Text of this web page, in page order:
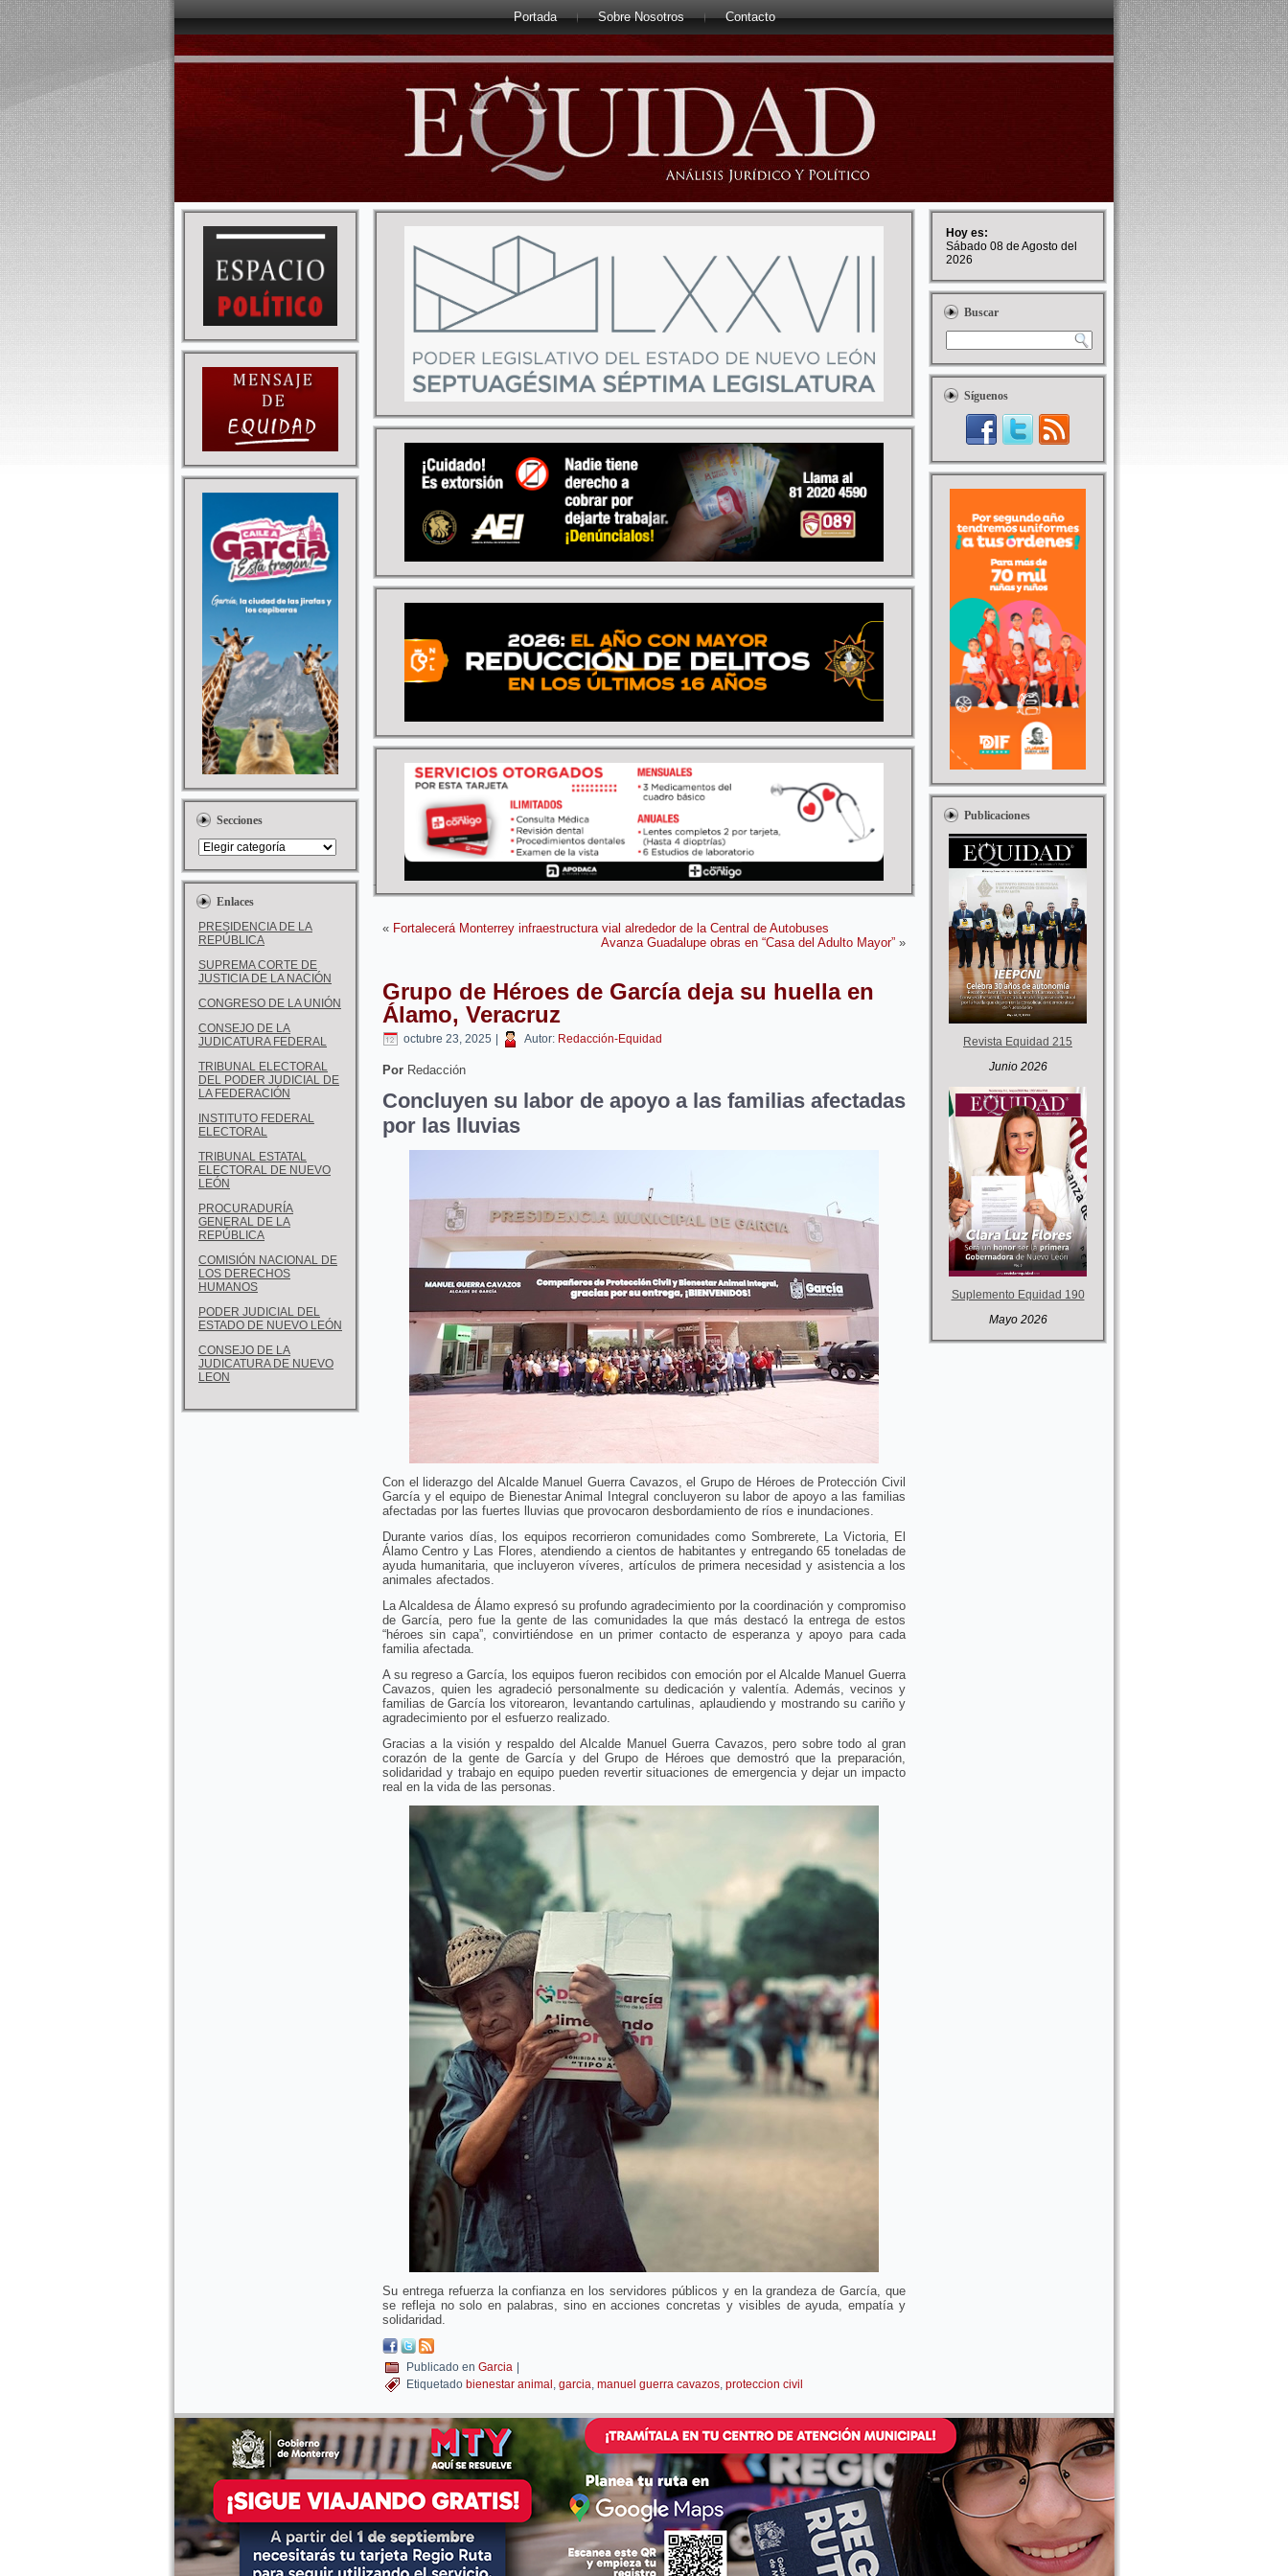
Portada Sobre Nosotros Contacto
Secciones
Enlaces
PRESIDENCIA DE LA
REPÚBLICA
SUPREMA CORTE DE
JUSTICIA DE LA NACIÓN
CONGRESO DE LA UNIÓN
CONSEJO DE LA
JUDICATURA FEDERAL
TRIBUNAL ELECTORAL
DEL PODER JUDICIAL DE
LA FEDERACIÓN
INSTITUTO FEDERAL
ELECTORAL
TRIBUNAL ESTATAL
ELECTORAL DE NUEVO
LEÓN
PROCURADURÍA
GENERAL DE LA
REPÚBLICA
COMISIÓN NACIONAL DE
LOS DERECHOS
HUMANOS
PODER JUDICIAL DEL
ESTADO DE NUEVO LEÓN
CONSEJO DE LA
JUDICATURA DE NUEVO
LEON
« Fortalecerá Monterrey infraestructura vial alrededor de la Central de Autobuses
Avanza Guadalupe obras en “Casa del Adulto Mayor” »
Grupo de Héroes de García deja su huella en
Álamo, Veracruz
octubre 23, 2025 Autor: Redacción-Equidad
Por Redacción
Concluyen su labor de apoyo a las familias afectadas
por las lluvias
Con el liderazgo del Alcalde Manuel Guerra Cavazos, el Grupo de Héroes de Protección Civil
García y el equipo de Bienestar Animal Integral concluyeron su labor de apoyo a las familias
afectadas por las fuertes lluvias que provocaron desbordamiento de ríos e inundaciones.
Durante varios días, los equipos recorrieron comunidades como Sombrerete, La Victoria, El
Álamo Centro y Las Flores, atendiendo a cientos de habitantes y entregando 65 toneladas de
ayuda humanitaria, que incluyeron víveres, artículos de primera necesidad y asistencia a los
animales afectados.
La Alcaldesa de Álamo expresó su profundo agradecimiento por la coordinación y compromiso
de García, pero fue la gente de las comunidades la que más destacó la entrega de estos
“héroes sin capa”, convirtiéndose en un primer contacto de esperanza y apoyo para cada
familia afectada.
A su regreso a García, los equipos fueron recibidos con emoción por el Alcalde Manuel Guerra
Cavazos, quien les agradeció personalmente su dedicación y valentía. Además, vecinos y
familias de García los vitorearon, levantando cartulinas, aplaudiendo y mostrando su cariño y
agradecimiento por el esfuerzo realizado.
Gracias a la visión y respaldo del Alcalde Manuel Guerra Cavazos, pero sobre todo al gran
corazón de la gente de García y del Grupo de Héroes que demostró que la preparación,
solidaridad y trabajo en equipo pueden revertir situaciones de emergencia y dejar un impacto
real en la vida de las personas.
Su entrega refuerza la confianza en los servidores públicos y en la grandeza de García, que
se refleja no solo en palabras, sino en acciones concretas y visibles de ayuda, empatía y
solidaridad.
Publicado en Garcia
Etiquetado bienestar animal , garcia, manuel guerra cavazos, proteccion civil
Hoy es:
Sábado 08 de Agosto del
2026
Buscar
Síguenos
Publicaciones
Revista Equidad 215
Junio 2026
Suplemento Equidad 190
Mayo 2026